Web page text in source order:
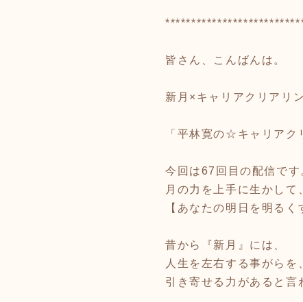
皆さん、こんばんは。
新月×キャリアクリアリ
「平林寛の☆キャリアク
今回は67回目の配信です
月の力を上手に生かして
【あなたの明日を明る
昔から『新月』には、
人生を左右する事がらを
引き寄せる力があると言